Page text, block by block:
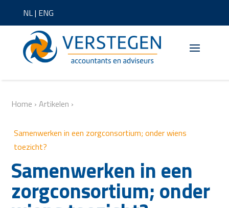
NL| ENG
Home ›Artikelen ›
Samenwerken in een zorgconsortium; onder wiens
toezicht?
Samenwerken in een
zorgconsortium; onder